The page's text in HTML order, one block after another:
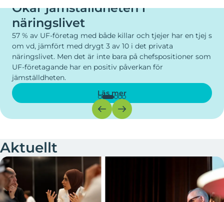
Ökar elevers engagemang
Elever som får ta del av entreprenörskap tidigt i skolan
får ett ökat skolengagemang och utvecklar förmågor
som kreativitet, förmåga att lösa problem och
samarbeta.
Läs mer
Aktuellt